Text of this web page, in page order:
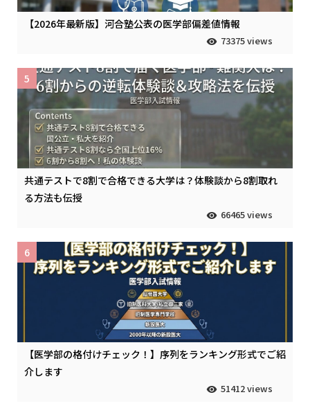
【2026年最新版】河合塾公表の医学部偏差値情報
73375 views
共通テストで8割で合格できる大学は？体験談から8割取れ
る方法も伝授
66465 views
5
【医学部の格付けチェック！】序列をランキング形式でご紹
介します
51412 views
6